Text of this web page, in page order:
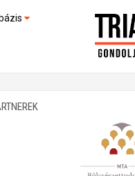
(feltöltés alatt)